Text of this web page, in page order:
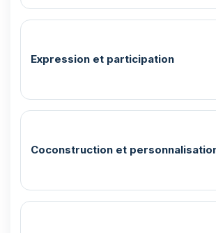
Expression et participation
Coconstruction et